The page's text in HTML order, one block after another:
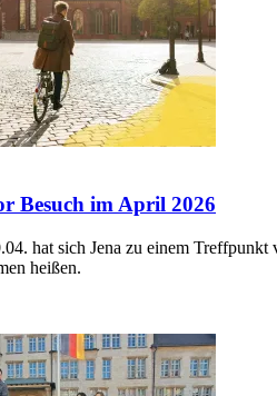
Besuch im April 2026
hat sich Jena zu einem
heißen.